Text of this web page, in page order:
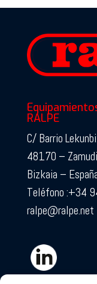
RALPE
C/ Barrio
48170 –
Bizkaia –
Teléfono :+34
ralpe@ralpe.net